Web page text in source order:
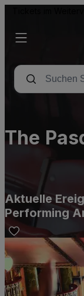
The
Arts
Aktuelle
Performing